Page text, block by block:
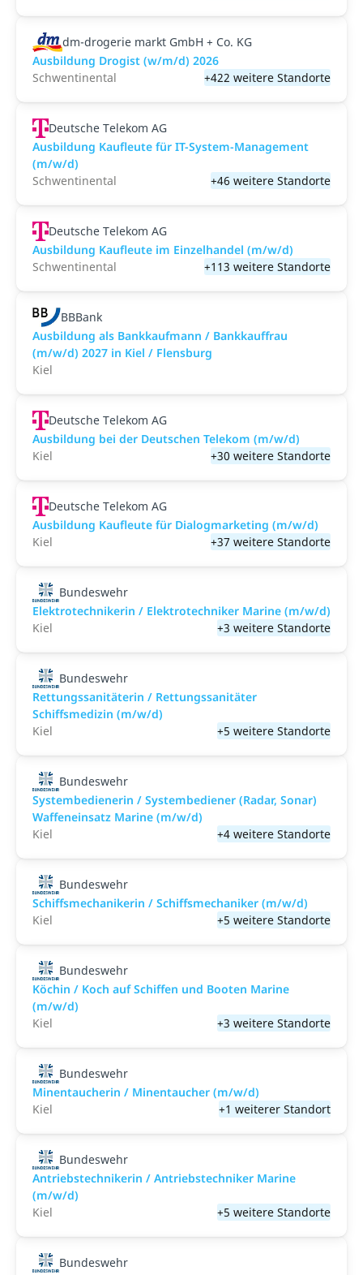
dm-drogerie markt GmbH + Co. KG
Ausbildung Drogist (w/m/d) 2026
Schwentinental
+422 weitere Standorte
Deutsche Telekom AG
Ausbildung Kaufleute für IT-System-Management
(m/w/d)
Schwentinental
+46 weitere Standorte
Deutsche Telekom AG
Ausbildung Kaufleute im Einzelhandel (m/w/d)
Schwentinental
+113 weitere Standorte
BBBank
Ausbildung als Bankkaufmann / Bankkauffrau
(m/w/d) 2027 in Kiel / Flensburg
Kiel
Deutsche Telekom AG
Ausbildung bei der Deutschen Telekom (m/w/d)
Kiel
+30 weitere Standorte
Deutsche Telekom AG
Ausbildung Kaufleute für Dialogmarketing (m/w/d)
Kiel
+37 weitere Standorte
Bundeswehr
Elektrotechnikerin / Elektrotechniker Marine (m/w/d)
Kiel
+3 weitere Standorte
Bundeswehr
Rettungssanitäterin / Rettungssanitäter
Schiffsmedizin (m/w/d)
Kiel
+5 weitere Standorte
Bundeswehr
Systembedienerin / Systembediener (Radar, Sonar)
Waffeneinsatz Marine (m/w/d)
Kiel
+4 weitere Standorte
Bundeswehr
Schiffsmechanikerin / Schiffsmechaniker (m/w/d)
Kiel
+5 weitere Standorte
Bundeswehr
Köchin / Koch auf Schiffen und Booten Marine
(m/w/d)
Kiel
+3 weitere Standorte
Bundeswehr
Minentaucherin / Minentaucher (m/w/d)
Kiel
+1 weiterer Standort
Bundeswehr
Antriebstechnikerin / Antriebstechniker Marine
(m/w/d)
Kiel
+5 weitere Standorte
Bundeswehr